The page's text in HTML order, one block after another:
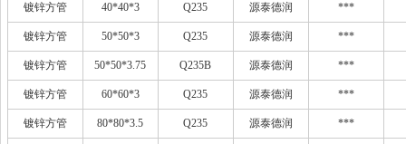
镀锌方管 40*40*3 Q235 源泰德润 ***
镀锌方管 50*50*3 Q235 源泰德润 ***
镀锌方管 50*50*3.75 Q235B 源泰德润 ***
镀锌方管 60*60*3 Q235 源泰德润 ***
镀锌方管 80*80*3.5 Q235 源泰德润 ***